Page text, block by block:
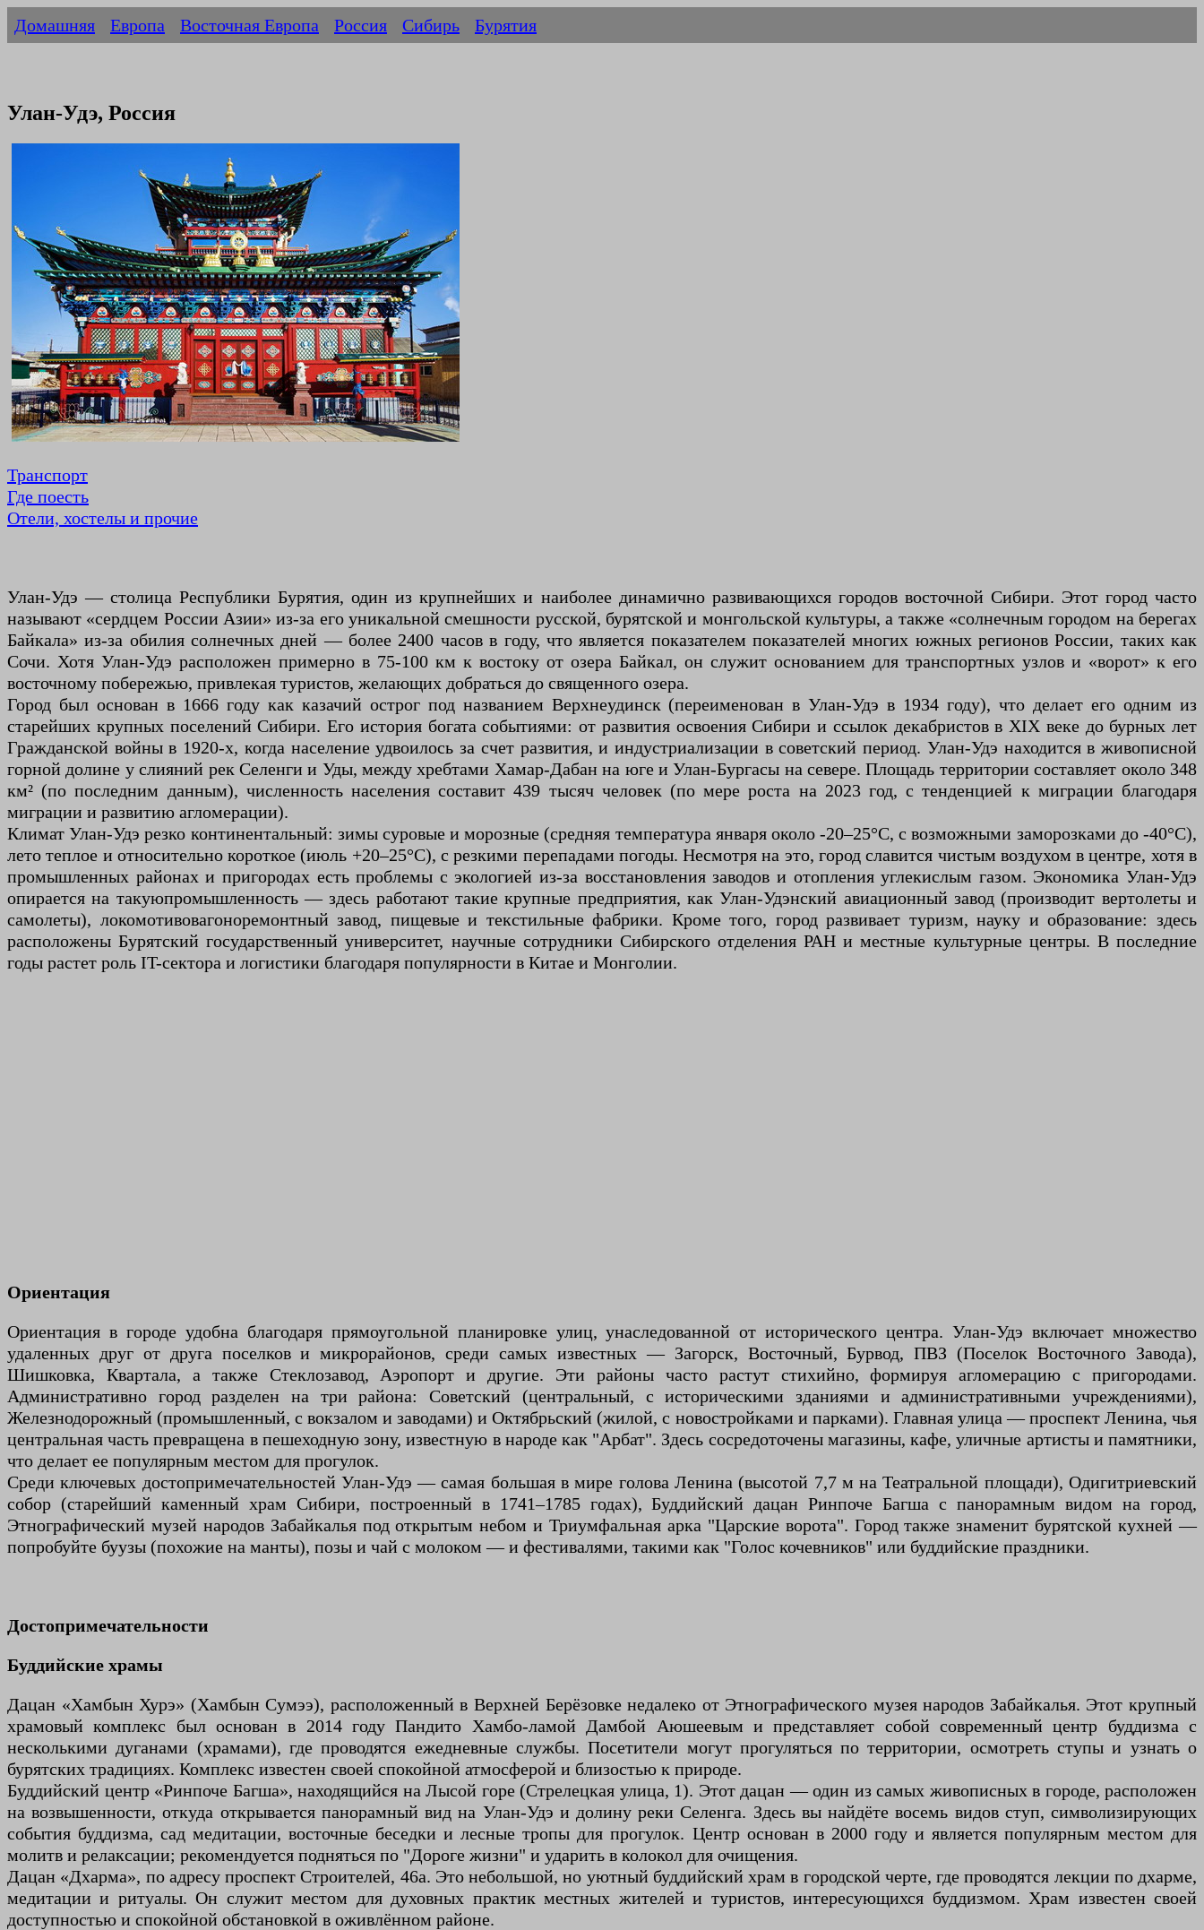
Домашняя Европа Восточная Европа Россия Сибирь Бурятия
Улан-Удэ, Россия
Транспорт
Где поесть
Отели, хостелы и прочие
Улан-Удэ — столица Республики Бурятия, один из крупнейших и наиболее динамично развивающихся городов восточной Сибири. Этот город часто
называют «сердцем России Азии» из-за его уникальной смешности русской, бурятской и монгольской культуры, а также «солнечным городом на берегах
Байкала» из-за обилия солнечных дней — более 2400 часов в году, что является показателем показателей многих южных регионов России, таких как
Сочи. Хотя Улан-Удэ расположен примерно в 75-100 км к востоку от озера Байкал, он служит основанием для транспортных узлов и «ворот» к его
восточному побережью, привлекая туристов, желающих добраться до священного озера.
Город был основан в 1666 году как казачий острог под названием Верхнеудинск (переименован в Улан-Удэ в 1934 году), что делает его одним из
старейших крупных поселений Сибири. Его история богата событиями: от развития освоения Сибири и ссылок декабристов в XIX веке до бурных лет
Гражданской войны в 1920-х, когда население удвоилось за счет развития, и индустриализации в советский период. Улан-Удэ находится в живописной
горной долине у слияний рек Селенги и Уды, между хребтами Хамар-Дабан на юге и Улан-Бургасы на севере. Площадь территории составляет около 348
км² (по последним данным), численность населения составит 439 тысяч человек (по мере роста на 2023 год, с тенденцией к миграции благодаря
миграции и развитию агломерации).
Климат Улан-Удэ резко континентальный: зимы суровые и морозные (средняя температура января около -20–25°C, с возможными заморозками до -40°C),
лето теплое и относительно короткое (июль +20–25°C), с резкими перепадами погоды. Несмотря на это, город славится чистым воздухом в центре, хотя в
промышленных районах и пригородах есть проблемы с экологией из-за восстановления заводов и отопления углекислым газом. Экономика Улан-Удэ
опирается на такую ​​промышленность — здесь работают такие крупные предприятия, как Улан-Удэнский авиационный завод (производит вертолеты и
самолеты), локомотивовагоноремонтный завод, пищевые и текстильные фабрики. Кроме того, город развивает туризм, науку и образование: здесь
расположены Бурятский государственный университет, научные сотрудники Сибирского отделения РАН и местные культурные центры. В последние
годы растет роль IT-сектора и логистики благодаря популярности в Китае и Монголии.
Ориентация
Ориентация в городе удобна благодаря прямоугольной планировке улиц, унаследованной от исторического центра. Улан-Удэ включает множество
удаленных друг от друга поселков и микрорайонов, среди самых известных — Загорск, Восточный, Бурвод, ПВЗ (Поселок Восточного Завода),
Шишковка, Квартала, а также Стеклозавод, Аэропорт и другие. Эти районы часто растут стихийно, формируя агломерацию с пригородами.
Административно город разделен на три района: Советский (центральный, с историческими зданиями и административными учреждениями),
Железнодорожный (промышленный, с вокзалом и заводами) и Октябрьский (жилой, с новостройками и парками). Главная улица — проспект Ленина, чья
центральная часть превращена в пешеходную зону, известную в народе как "Арбат". Здесь сосредоточены магазины, кафе, уличные артисты и памятники,
что делает ее популярным местом для прогулок.
Среди ключевых достопримечательностей Улан-Удэ — самая большая в мире голова Ленина (высотой 7,7 м на Театральной площади), Одигитриевский
собор (старейший каменный храм Сибири, построенный в 1741–1785 годах), Буддийский дацан Ринпоче Багша с панорамным видом на город,
Этнографический музей народов Забайкалья под открытым небом и Триумфальная арка "Царские ворота". Город также знаменит бурятской кухней —
попробуйте буузы (похожие на манты), позы и чай с молоком — и фестивалями, такими как "Голос кочевников" или буддийские праздники.
Достопримечательности
Буддийские храмы
Дацан «Хамбын Хурэ» (Хамбын Сумээ), расположенный в Верхней Берёзовке недалеко от Этнографического музея народов Забайкалья. Этот крупный
храмовый комплекс был основан в 2014 году Пандито Хамбо-ламой Дамбой Аюшеевым и представляет собой современный центр буддизма с
несколькими дуганами (храмами), где проводятся ежедневные службы. Посетители могут прогуляться по территории, осмотреть ступы и узнать о
бурятских традициях. Комплекс известен своей спокойной атмосферой и близостью к природе.
Буддийский центр «Ринпоче Багша», находящийся на Лысой горе (Стрелецкая улица, 1). Этот дацан — один из самых живописных в городе, расположен
на возвышенности, откуда открывается панорамный вид на Улан-Удэ и долину реки Селенга. Здесь вы найдёте восемь видов ступ, символизирующих
события буддизма, сад медитации, восточные беседки и лесные тропы для прогулок. Центр основан в 2000 году и является популярным местом для
молитв и релаксации; рекомендуется подняться по "Дороге жизни" и ударить в колокол для очищения.
Дацан «Дхарма», по адресу проспект Строителей, 46а. Это небольшой, но уютный буддийский храм в городской черте, где проводятся лекции по дхарме,
медитации и ритуалы. Он служит местом для духовных практик местных жителей и туристов, интересующихся буддизмом. Храм известен своей
доступностью и спокойной обстановкой в оживлённом районе.